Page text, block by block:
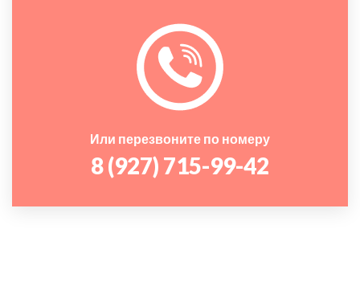
Или перезвоните по номеру
8 (927) 715-99-42